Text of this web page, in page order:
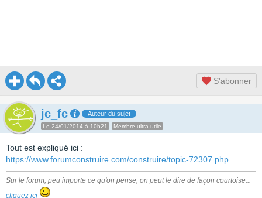
S'abonner
jc_fc Auteur du sujet
Le 24/01/2014 à 10h21 Membre ultra utile
Tout est expliqué ici :
https://www.forumconstruire.com/construire/topic-72307.php
Sur le forum, peu importe ce qu'on pense, on peut le dire de façon courtoise...
cliquez ici